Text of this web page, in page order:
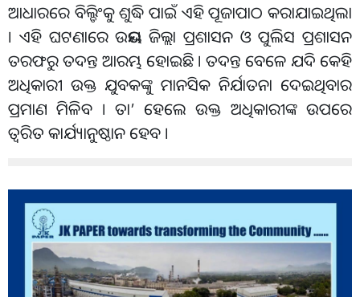
ଆଧାରରେ ବିଲ୍ଡିଂକୁ ଶୁଦ୍ଧି ପାଇଁ ଏହି ପୂଜାପାଠ କରାଯାଇଥିଲା
। ଏହି ଘଟଣାରେ ଉଭୟ ଜିଲ୍ଲା ପ୍ରଶାସନ ଓ ପୁଲିସ ପ୍ରଶାସନ
ତରଫରୁ ତଦନ୍ତ ଆରମ୍ଭ ହୋଇଛି । ତଦନ୍ତ ବେଳେ ଯଦି କେହି
ଅଧିକାରୀ ଉକ୍ତ ଯୁବକଙ୍କୁ ମାନସିକ ନିର୍ଯାତନା ଦେଇଥିବାର
ପ୍ରମାଣ ମିଳିବ । ତା’ ହେଲେ ଉକ୍ତ ଅଧିକାରୀଙ୍କ ଉପରେ
ତ୍ୱରିତ କାର୍ଯ୍ୟାନୁଷ୍ଠାନ ହେବ ।